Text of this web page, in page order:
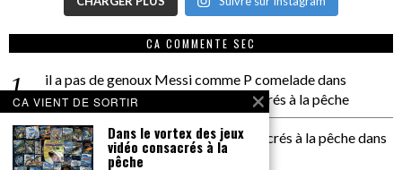
CA COMMENTE SEC
il a pas de genoux Messi comme P comeladedans
Dans le vortex des jeux vidéo consacrés à la pêche
Dans le vortex des jeux vidéos consacrés à la pêchedans
PACÔME THIELLEMENT
CA VIENT DE SORTIR
Dans le vortex des jeux
vidéo consacrés à la
pêche